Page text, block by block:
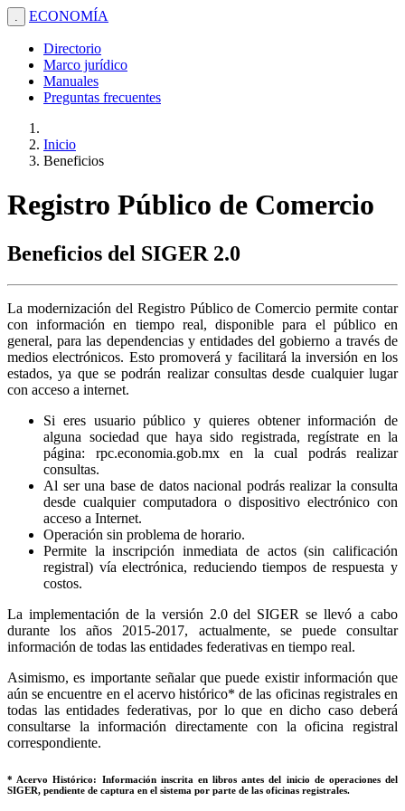
. ECONOMÍA
Directorio
Marco jurídico
Manuales
Preguntas frecuentes
Inicio
Beneficios
Registro Público de Comercio
Beneficios del SIGER 2.0
La modernización del Registro Público de Comercio permite contar
con información en tiempo real, disponible para el público en
general, para las dependencias y entidades del gobierno a través de
medios electrónicos. Esto promoverá y facilitará la inversión en los
estados, ya que se podrán realizar consultas desde cualquier lugar
con acceso a internet.
Si eres usuario público y quieres obtener información de
alguna sociedad que haya sido registrada, regístrate en la
página: rpc.economia.gob.mx en la cual podrás realizar
consultas.
Al ser una base de datos nacional podrás realizar la consulta
desde cualquier computadora o dispositivo electrónico con
acceso a Internet.
Operación sin problema de horario.
Permite la inscripción inmediata de actos (sin calificación
registral) vía electrónica, reduciendo tiempos de respuesta y
costos.
La implementación de la versión 2.0 del SIGER se llevó a cabo
durante los años 2015-2017, actualmente, se puede consultar
información de todas las entidades federativas en tiempo real.
Asimismo, es importante señalar que puede existir información que
aún se encuentre en el acervo histórico* de las oficinas registrales en
todas las entidades federativas, por lo que en dicho caso deberá
consultarse la información directamente con la oficina registral
correspondiente.
* Acervo Histórico: Información inscrita en libros antes del inicio de operaciones del
SIGER, pendiente de captura en el sistema por parte de las oficinas registrales.